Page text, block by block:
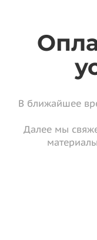
В ближайшее
Далее мы